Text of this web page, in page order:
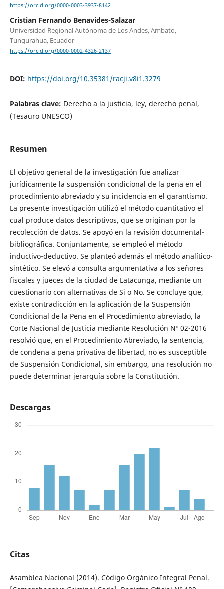
https://orcid.org/0000-0003-3937-8142
Cristian Fernando Benavides-Salazar
Universidad Regional Autónoma de Los Andes, Ambato,
Tungurahua, Ecuador
https://orcid.org/0000-0002-4326-2137
DOI: https://doi.org/10.35381/racji.v8i1.3279
Palabras clave: Derecho a la justicia, ley, derecho penal,
(Tesauro UNESCO)
Resumen
El objetivo general de la investigación fue analizar
jurídicamente la suspensión condicional de la pena en el
procedimiento abreviado y su incidencia en el garantismo.
La presente investigación utilizó el método cuantitativo el
cual produce datos descriptivos, que se originan por la
recolección de datos. Se apoyó en la revisión documental-
bibliográfica. Conjuntamente, se empleó el método
inductivo-deductivo. Se planteó además el método analítico-
sintético. Se elevó a consulta argumentativa a los señores
fiscales y jueces de la ciudad de Latacunga, mediante un
cuestionario con alternativas de Si o No. Se concluye que,
existe contradicción en la aplicación de la Suspensión
Condicional de la Pena en el Procedimiento abreviado, la
Corte Nacional de Justicia mediante Resolución Nº 02-2016
resolvió que, en el Procedimiento Abreviado, la sentencia,
de condena a pena privativa de libertad, no es susceptible
de Suspensión Condicional, sin embargo, una resolución no
puede determinar jerarquía sobre la Constitución.
Descargas
Citas
Asamblea Nacional (2014). Código Orgánico Integral Penal.